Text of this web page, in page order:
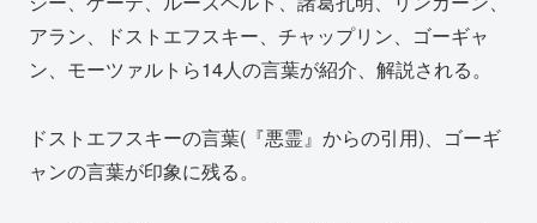
アラン、ドストエフスキー、チャップリン、ゴーギャ
ン、モーツァルトら14人の言葉が紹介、解説される。
ドストエフスキーの言葉(『悪霊』からの引用)、ゴーギ
ャンの言葉が印象に残る。